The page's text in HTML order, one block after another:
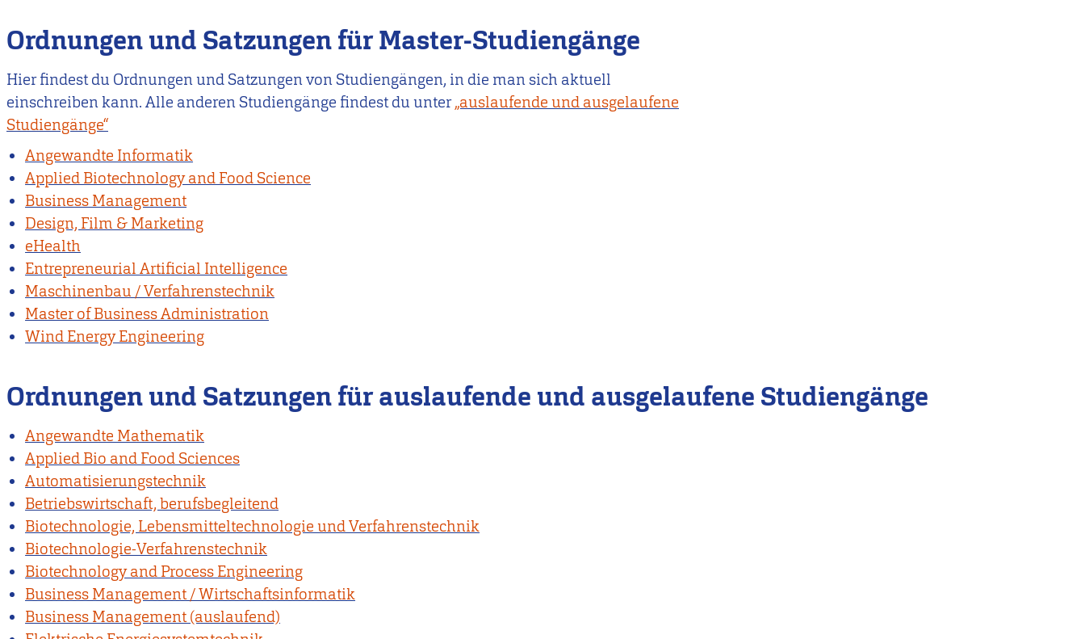
Ordnungen und Satzungen für Master-Studiengänge
Hier findest du Ordnungen und Satzungen von Studiengängen, in die man sich aktuell
einschreiben kann. Alle anderen Studiengänge findest du unter„auslaufende und ausgelaufene
Studiengänge“
Angewandte Informatik
Applied Biotechnology and Food Science
Business Management
Design, Film & Marketing
eHealth
Entrepreneurial Artificial Intelligence
Maschinenbau / Verfahrenstechnik
Master of Business Administration
Wind Energy Engineering
Ordnungen und Satzungen für auslaufende und ausgelaufene Studiengänge
Angewandte Mathematik
Applied Bio and Food Sciences
Automatisierungstechnik
Betriebswirtschaft, berufsbegleitend
Biotechnologie, Lebensmitteltechnologie und Verfahrenstechnik
Biotechnologie-Verfahrenstechnik
Biotechnology and Process Engineering
Business Management / Wirtschaftsinformatik
Business Management (auslaufend)